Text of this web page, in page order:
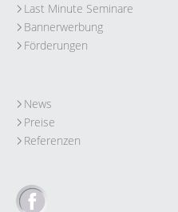
Last Minute Seminare
Bannerwerbung
Förderungen
News
Preise
Referenzen